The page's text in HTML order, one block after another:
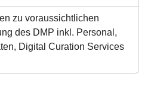
zu voraussichtlichen
des DMP inkl. Personal,
Digital Curation Services